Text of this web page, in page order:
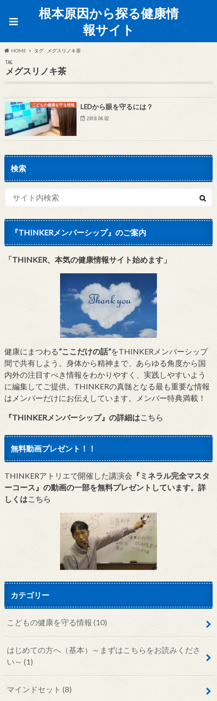
根本原因から探る健康情
報サイト
HOME タグ : メグスリノキ茶
TAG
メグスリノキ茶
こどもの健康を守る情報 LEDから眼を守るには？
2018.04.02
検索
『THINKERメンバーシップ』のご案内
「THINKER、本気の健康情報サイト始めます」
健康にまつわる”ここだけの話”をTHINKERメンバーシップ
間で共有しよう。身体から精神まで、あらゆる角度から国
内外の注目すべき情報をわかりやすく、実践しやすいよう
に編集してご提供。THINKERの真髄となる最も重要な情報
はメンバーだけにお伝えしています。メンバー特典満載！
『THINKERメンバーシップ』 の詳細はこちら
無料動画プレゼント！！
THINKERアトリエで開催した講演会 『ミネラル完全マスタ
ーコース』の動画の一部を無料プレゼントしています。詳
しくはこちら
カテゴリー
こどもの健康を守る情報 (10)
はじめての方へ（基本）～まずはこちらをお読みくださ
い～ (1)
マインドセット (8)